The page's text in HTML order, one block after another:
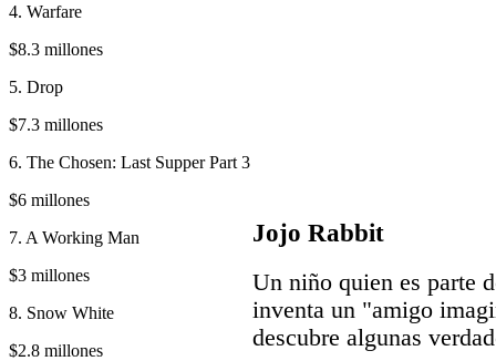
4. Warfare
$8.3 millones
5. Drop
$7.3 millones
6. The Chosen: Last Supper Part 3
$6 millones
7. A Working Man
$3 millones
8. Snow White
$2.8 millones
Jojo Rabbit
Un niño quien es parte
inventa un "amigo
descubre algunas